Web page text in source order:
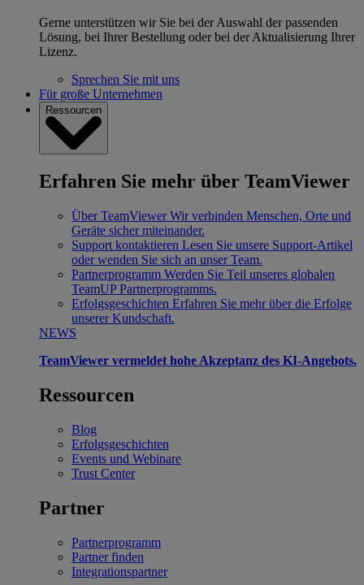
Gerne unterstützen wir Sie bei der Auswahl der passenden
Lösung, bei Ihrer Bestellung oder bei der Aktualisierung Ihrer
Lizenz.
Sprechen Sie mit uns
Für große Unternehmen
Ressourcen
Erfahren Sie mehr über TeamViewer
Über TeamViewer Wir verbinden Menschen, Orte und
Geräte sicher miteinander.
Support kontaktieren Lesen Sie unsere Support-Artikel
oder wenden Sie sich an unser Team.
Partnerprogramm Werden Sie Teil unseres globalen
TeamUP Partnerprogramms.
Erfolgsgeschichten Erfahren Sie mehr über die Erfolge
unserer Kundschaft.
NEWS
TeamViewer vermeldet hohe Akzeptanz des KI-Angebots.
Ressourcen
Blog
Erfolgsgeschichten
Events und Webinare
Trust Center
Partner
Partnerprogramm
Partner finden
Integrationspartner